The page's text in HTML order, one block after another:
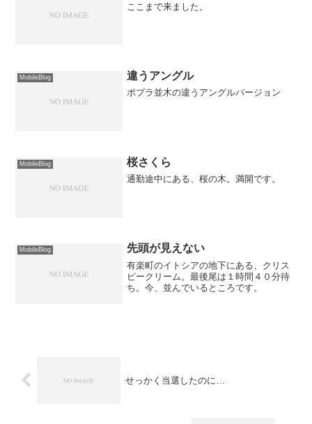
ここまで来ました。
MobileBlog 違うアングル
ポプラ並木の違うアングルバージョン
MobileBlog 桜さくら
通勤途中にある、桜の木。満開です。
MobileBlog 先頭が見えない
有楽町のイトシアの地下にある、クリス
ピークリーム。最後尾は１時間４０分待
ち。今、並んでいるところです。
せっかく当選したのに…